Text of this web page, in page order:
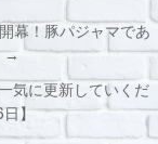
幕！豚パジャマであ
→
気に更新していくだ
】